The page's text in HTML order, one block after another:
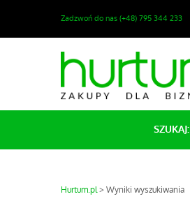
Zadzwoń do nas (+48) 795 344 233
SZUKAJ:
Hurtum.pl Wyniki wyszukiwania